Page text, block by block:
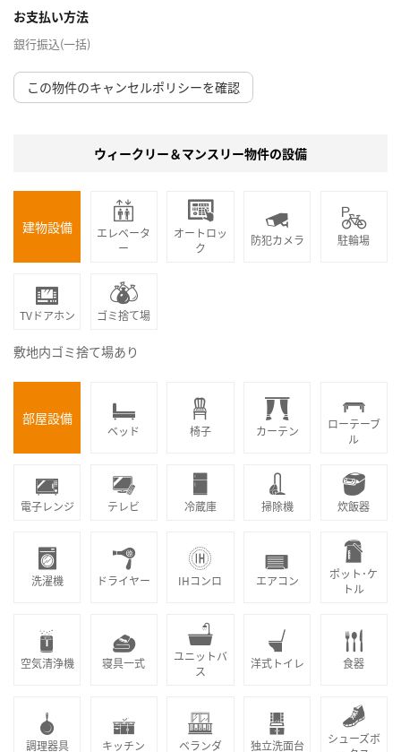
お支払い方法
銀行振込(一括)
この物件のキャンセルポリシーを確認
ウィークリー＆マンスリー物件の設備
建物設備
エレベータ
ー
オートロッ
ク
防犯カメラ 駐輪場
TVドアホン ゴミ捨て場
敷地内ゴミ捨て場あり
部屋設備
ベッド 椅子 カーテン
ローテーブ
ル
電子レンジ テレビ 冷蔵庫 掃除機 炊飯器
洗濯機 ドライヤー IHコンロ エアコン
ポット･ケ
トル
空気清浄機 寝具一式
ユニットバ
ス
洋式トイレ 食器
調理器具 キッチン ベランダ 独立洗面台
シューズボ